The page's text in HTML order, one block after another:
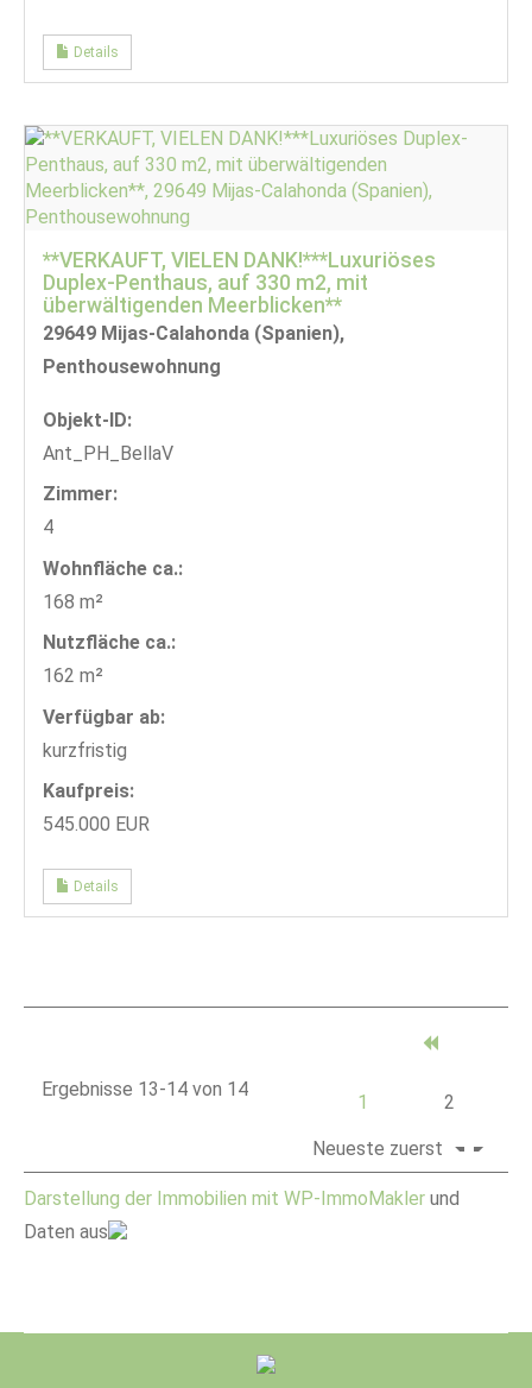
Details
**VERKAUFT, VIELEN DANK!***Luxuriöses
Duplex-Penthaus, auf 330 m2, mit
überwältigenden Meerblicken**
29649 Mijas-Calahonda (Spanien),
Penthousewohnung
Objekt-ID:
Ant_PH_BellaV
Zimmer:
4
Wohnfläche ca.:
168 m²
Nutzfläche ca.:
162 m²
Verfügbar ab:
kurzfristig
Kaufpreis:
545.000 EUR
Details
Ergebnisse 13-14 von 14
1 2
Neueste zuerst
Darstellung der Immobilien mit WP-ImmoMakler und
Daten aus